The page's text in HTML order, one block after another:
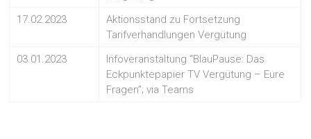
17.02.2023
Aktionsstand zu Fortsetzung
Tarifverhandlungen Vergütung
03.01.2023
Infoveranstaltung “BlauPause: Das
Eckpunktepapier TV Vergütung – Eure
Fragen”; via Teams